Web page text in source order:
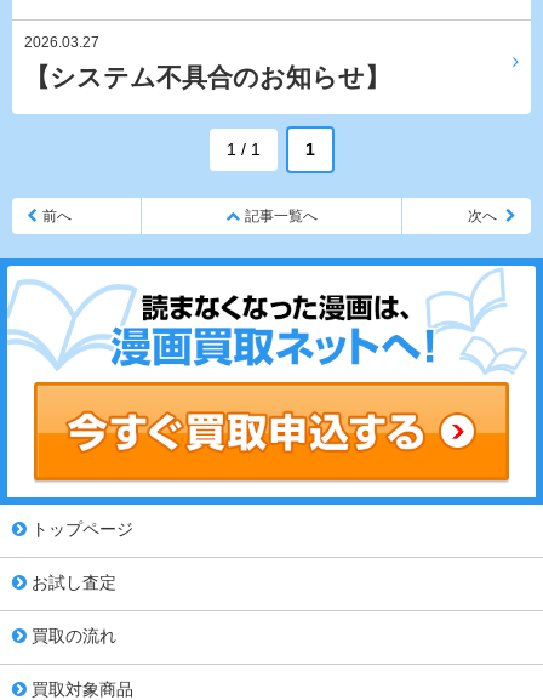
2026.03.27
【システム不具合のお知らせ】
1 / 1 1
前へ 記事一覧へ 次へ
トップページ
お試し査定
買取の流れ
買取対象商品